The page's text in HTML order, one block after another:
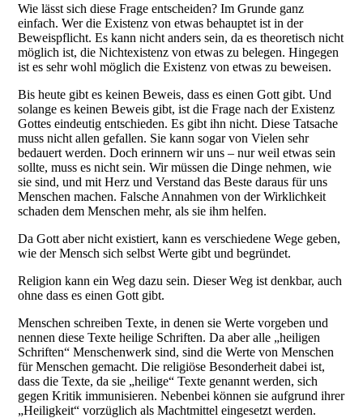
Wie lässt sich diese Frage entscheiden? Im Grunde ganz
einfach. Wer die Existenz von etwas behauptet ist in der
Beweispflicht. Es kann nicht anders sein, da es theoretisch nicht
möglich ist, die Nichtexistenz von etwas zu belegen. Hingegen
ist es sehr wohl möglich die Existenz von etwas zu beweisen.
Bis heute gibt es keinen Beweis, dass es einen Gott gibt. Und
solange es keinen Beweis gibt, ist die Frage nach der Existenz
Gottes eindeutig entschieden. Es gibt ihn nicht. Diese Tatsache
muss nicht allen gefallen. Sie kann sogar von Vielen sehr
bedauert werden. Doch erinnern wir uns – nur weil etwas sein
sollte, muss es nicht sein. Wir müssen die Dinge nehmen, wie
sie sind, und mit Herz und Verstand das Beste daraus für uns
Menschen machen. Falsche Annahmen von der Wirklichkeit
schaden dem Menschen mehr, als sie ihm helfen.
Da Gott aber nicht existiert, kann es verschiedene Wege geben,
wie der Mensch sich selbst Werte gibt und begründet.
Religion kann ein Weg dazu sein. Dieser Weg ist denkbar, auch
ohne dass es einen Gott gibt.
Menschen schreiben Texte, in denen sie Werte vorgeben und
nennen diese Texte heilige Schriften. Da aber alle „heiligen
Schriften“ Menschenwerk sind, sind die Werte von Menschen
für Menschen gemacht. Die religiöse Besonderheit dabei ist,
dass die Texte, da sie „heilige“ Texte genannt werden, sich
gegen Kritik immunisieren. Nebenbei können sie aufgrund ihrer
„Heiligkeit“ vorzüglich als Machtmittel eingesetzt werden.